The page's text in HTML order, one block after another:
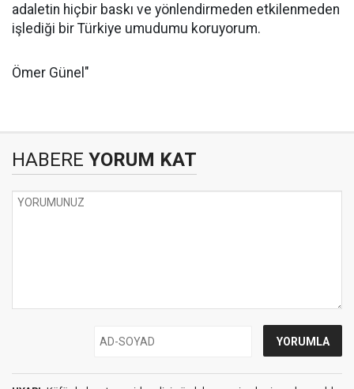
adaletin hiçbir baskı ve yönlendirmeden etkilenmeden
işlediği bir Türkiye umudumu koruyorum.
Ömer Günel"
HABERE YORUM KAT